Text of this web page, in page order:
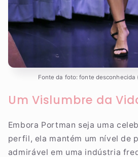
Fonte da foto: fonte desconhecida
Um Vislumbre da
Embora Portman seja uma
perfil, ela mantém um nível de
admirável em uma indústria